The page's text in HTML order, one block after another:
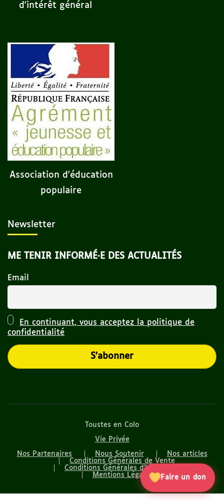
Faire un don
d'intérêt général
Association d'éducation
populaire
Newsletter
ME TENIR INFORMÉ·E DES ACTUALITÉS
Email
En continuant, vous acceptez la politique de
confidentialité
Toustes en Colo
Vie Privée
Nos Partenaires Nous Soutenir
Nos articles
Conditions Générales de Vente
Conditions Générales d’Utilisation
Mentions Légales